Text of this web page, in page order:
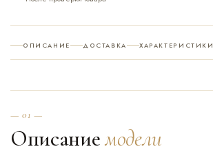
ОПИСАНИЕ ДОСТАВКА ХАРАКТЕРИСТИКИ
— 01 —
Описаниемодели